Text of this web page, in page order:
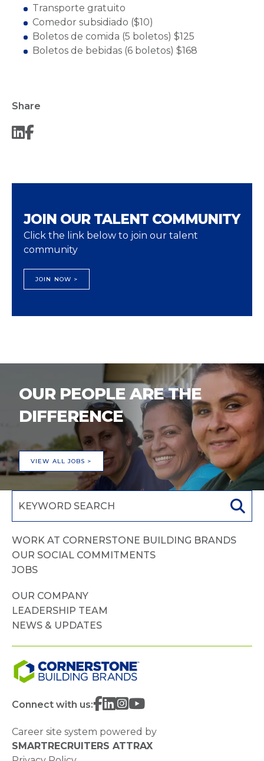
Transporte gratuito
Comedor subsidiado ($10)
Boletos de comida (5 boletos) $125
Boletos de bebidas (6 boletos) $168
Share
JOIN OUR TALENT COMMUNITY
Click the link below to join our talent
community
JOIN NOW >
OUR PEOPLE ARE THE
DIFFERENCE
VIEW ALL JOBS >
WORK AT CORNERSTONE BUILDING BRANDS
OUR SOCIAL COMMITMENTS
JOBS
OUR COMPANY
LEADERSHIP TEAM
NEWS & UPDATES
Connect with us:
Career site system powered by
SMARTRECRUITERS ATTRAX